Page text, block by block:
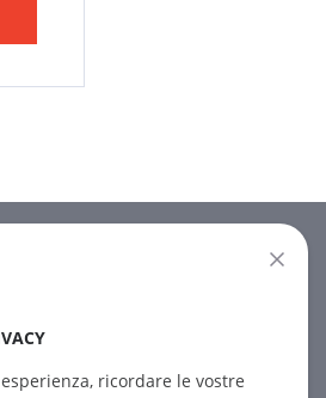
ricordare le vostre